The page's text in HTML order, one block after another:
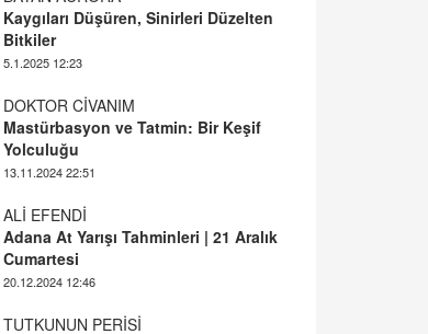
DOKTOR CİVANIM
Mastürbasyon ve Tatmin: Bir Keşif
13.11.2024 22:51
ALİ EFENDİ
Adana At Yarışı Tahminleri | 21 Aralık
20.12.2024 12:46
TUTKUNUN PERİSİ
Sağlıklı Bir Cinsel Yaşam ile İlgili
08.11.2024 13:16